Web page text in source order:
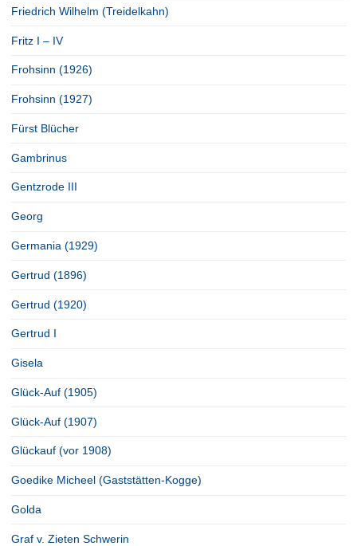
Friedrich Wilhelm (Treidelkahn)
Fritz I – IV
Frohsinn (1926)
Frohsinn (1927)
Fürst Blücher
Gambrinus
Gentzrode III
Georg
Germania (1929)
Gertrud (1896)
Gertrud (1920)
Gertrud I
Gisela
Glück-Auf (1905)
Glück-Auf (1907)
Glückauf (vor 1908)
Goedike Micheel (Gaststätten-Kogge)
Golda
Graf v. Zieten Schwerin